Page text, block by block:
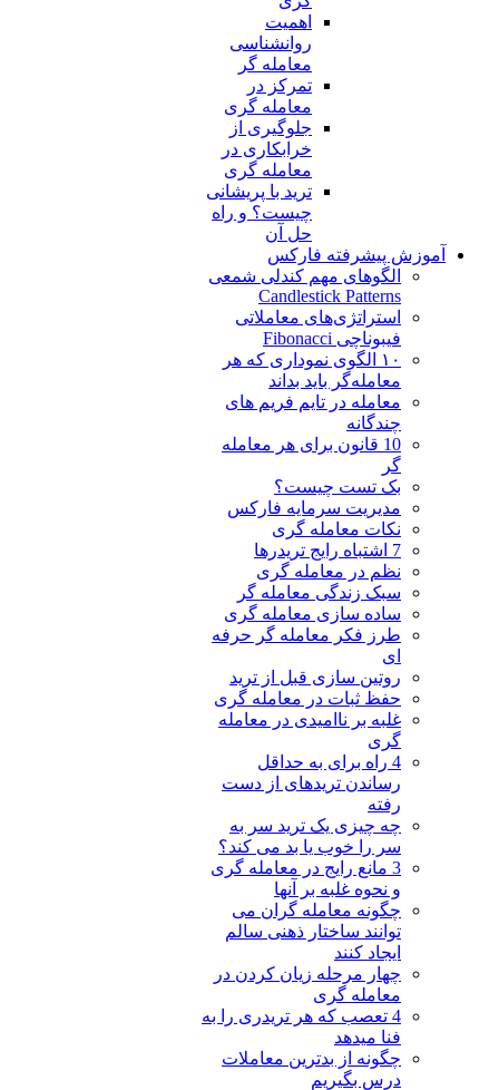
اهمیت
روانشناسی
معامله گر
تمرکز در
معامله گری
جلوگیری از
خرابکاری در
معامله گری
ترید با پریشانی
چیست؟ و راه
حل آن
آموزش پیشرفته فارکس
الگوهای مهم کندلی شمعی
Candlestick Patterns
استراتژی‌های معاملاتی
فیبوناچی Fibonacci
۱۰ الگوی نموداری که هر
معامله‌گر باید بداند
معامله در تایم فریم های
چندگانه
10 قانون برای هر معامله
گر
بک تست چیست؟
مدیریت سرمایه فارکس
نکات معامله گری
7 اشتباه رایج تریدرها
نظم در معامله گری
سبک زندگی معامله گر
ساده سازی معامله گری
طرز فکر معامله گر حرفه
ای
روتین سازی قبل از ترید
حفظ ثبات در معامله گری
غلبه بر ناامیدی در معامله
گری
4 راه برای به حداقل
رساندن تریدهای از دست
رفته
چه چیزی یک ترید سر به
سر را خوب یا بد می کند؟
3 مانع رایج در معامله گری
و نحوه غلبه بر آنها
چگونه معامله گران می
توانند ساختار ذهنی سالم
ایجاد کنند
چهار مرحله زیان کردن در
معامله گری
4 تعصب که هر تریدری را به
فنا میدهد
چگونه از بدترین معاملات
درس بگیریم